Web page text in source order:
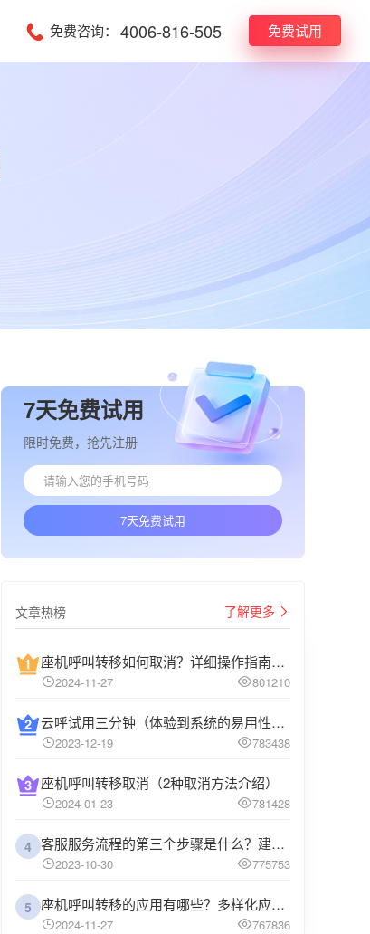
免费咨询： 4006-816-505 免费试用
7天免费试用
限时免费，抢先注册
7天免费试用
文章热榜 了解更多
座机呼叫转移如何取消？详细操作指南介绍
2024-11-27 801210
云呼试用三分钟（体验到系统的易用性和高效性）
2023-12-19 783438
座机呼叫转移取消（2种取消方法介绍）
2024-01-23 781428
4 客服服务流程的第三个步骤是什么？建议企业阅读
2023-10-30 775753
5 座机呼叫转移的应用有哪些？多样化应用场景解析
2024-11-27 767836